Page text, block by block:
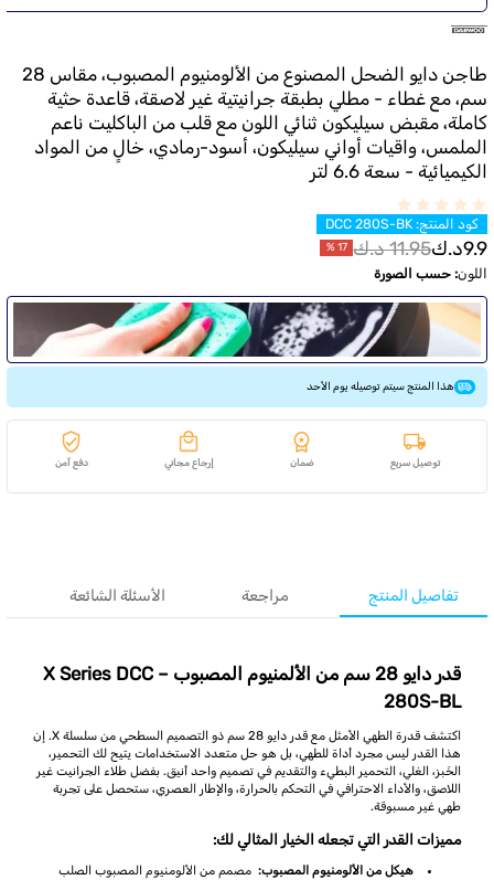
طاجن دايو الضحل المصنوع من الألومنيوم المصبوب، مقاس 28
سم، مع غطاء - مطلي بطبقة جرانيتية غير لاصقة، قاعدة حثية
كاملة، مقبض سيليكون ثنائي اللون مع قلب من الباكليت ناعم
الملمس، واقيات أواني سيليكون، أسود-رمادي، خالٍ من المواد
الكيميائية - سعة 6.6 لتر
كود المنتج:
DCC 280S-BK
9.9د.ك11.95 د.ك 17
%
اللون: حسب الصورة
هذا المنتج سيتم توصيله يوم الأحد
توصيل سريع ضمان إرجاع مجاني دفع آمن
تفاصيل المنتج مراجعة الأسئلة الشائعة
قدر دايو 28 سم من الألمنيوم المصبوب – X Series DCC
280S-BL
اكتشف قدرة الطهي الأمثل مع قدر دايو 28 سم ذو التصميم السطحي من سلسلة X. إن
هذا القدر ليس مجرد أداة للطهي، بل هو حل متعدد الاستخدامات يتيح لك التحمير،
الخَبز، الغلي، التحمير البطيء والتقديم في تصميم واحد أنيق. بفضل طلاء الجرانيت غير
اللاصق، والأداء الاحترافي في التحكم بالحرارة، والإطار العصري، ستحصل على تجربة
طهي غير مسبوقة.
مميزات القدر التي تجعله الخيار المثالي لك:
هيكل من الألومنيوم المصبوب: مصمم من الألومنيوم المصبوب الصلب